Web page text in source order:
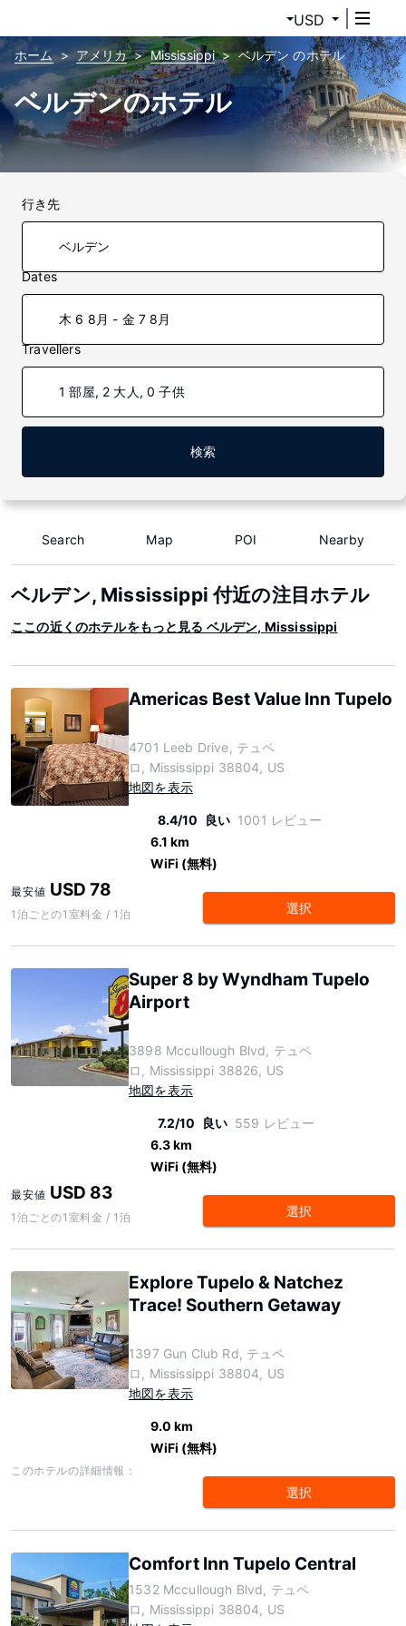
USD
ホーム アメリカ Mississippi ベルデン のホテル
ベルデンのホテル
行き先
Dates
木 6 8月 - 金 7 8月
Travellers
1 部屋, 2 大人, 0 子供
検索
Search Map POI Nearby
ベルデン, Mississippi 付近の注目ホテル
ここの近くのホテルをもっと見る ベルデン, Mississippi
Americas Best Value Inn Tupelo
4701 Leeb Drive, テュペ
ロ, Mississippi 38804, US
地図を表示
8.4/10 良い 1001 レビュー
6.1 km
WiFi (無料)
最安値 USD 78
1泊ごとの1室料金 / 1泊 選択
Super 8 by Wyndham Tupelo
Airport
3898 Mccullough Blvd, テュペ
ロ, Mississippi 38826, US
地図を表示
7.2/10 良い 559 レビュー
6.3 km
WiFi (無料)
最安値 USD 83
1泊ごとの1室料金 / 1泊 選択
Explore Tupelo & Natchez
Trace! Southern Getaway
1397 Gun Club Rd, テュペ
ロ, Mississippi 38804, US
地図を表示
9.0 km
WiFi (無料)
このホテルの詳細情報：
選択
Comfort Inn Tupelo Central
1532 Mccullough Blvd, テュペ
ロ, Mississippi 38804, US